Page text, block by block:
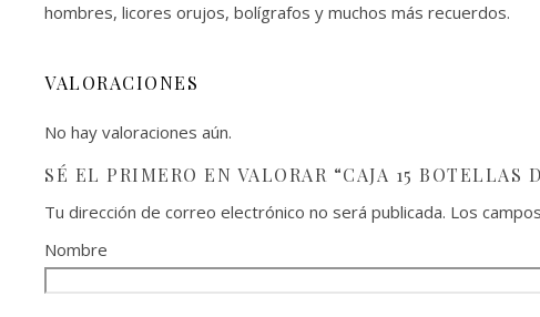
hombres, licores orujos, bolígrafos y muchos más recuerdos.
VALORACIONES
No hay valoraciones aún.
SÉ EL PRIMERO EN VALORAR “CAJA 15 BOTELLAS
Tu dirección de correo electrónico no será publicada. Los
Nombre